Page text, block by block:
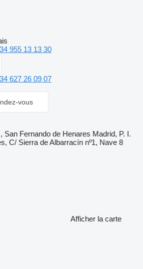
955 13 13 30
627 26 09 07
vous
San Fernando de Henares Madrid, P. I.
C/ Sierra de Albarracín nº1, Nave 8
Afficher la carte